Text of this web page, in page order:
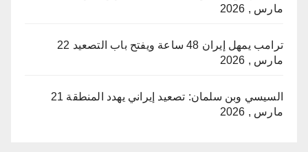
مارس , 2026
ترامب يمهل إيران 48 ساعة ويفتح باب التصعيد
22
مارس , 2026
السيسي وبن سلمان: تصعيد إيراني يهدد المنطقة 21
مارس , 2026